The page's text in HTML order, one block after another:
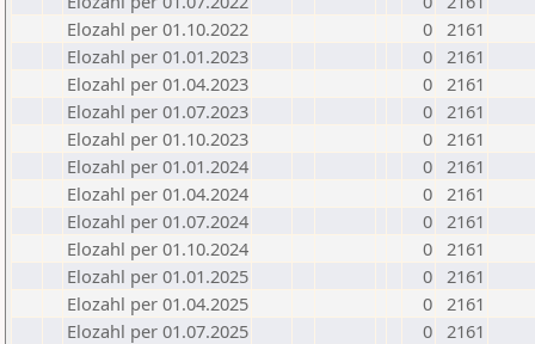
Elozahl per 01.10.2022
0 2161
Elozahl per 01.01.2023
0 2161
Elozahl per 01.04.2023
0 2161
Elozahl per 01.07.2023
0 2161
Elozahl per 01.10.2023
0 2161
Elozahl per 01.01.2024
0 2161
Elozahl per 01.04.2024
0 2161
Elozahl per 01.07.2024
0 2161
Elozahl per 01.10.2024
0 2161
Elozahl per 01.01.2025
0 2161
Elozahl per 01.04.2025
0 2161
Elozahl per 01.07.2025
0 2161